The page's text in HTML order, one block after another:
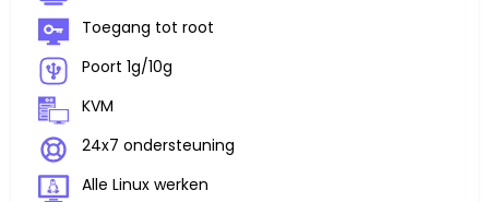
Toegang tot root
Poort 1g/10g
KVM
24x7 ondersteuning
Alle Linux werken